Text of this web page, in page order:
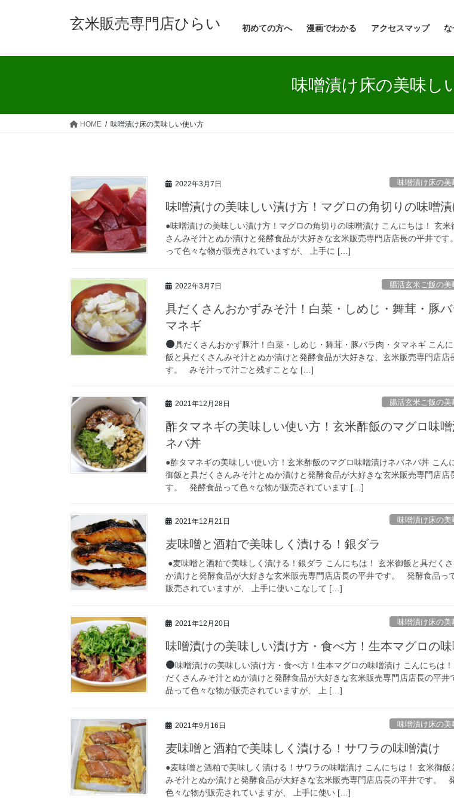
玄米販売専門店ひらい 初めての方へ 漫画でわかる アクセスマップ な
味噌漬け床の美味し
HOME 味噌漬け床の美味しい使い方
2022年3月7日 味噌漬け床の
味噌漬けの美味しい漬け方！マグロの角切りの味噌漬
●味噌漬けの美味しい漬け方！マグロの角切りの味噌漬け こんにちは！ 玄米
さんみそ汁とぬか漬けと発酵食品が大好きな玄米販売専門店店長の平井で
って色々な物が販売されていますが、 上手に […]
2022年3月7日 腸活玄米ご飯の
具だくさんおかずみそ汁！白菜・しめじ・舞茸・豚バ
マネギ
具だくさんおかず豚汁！白菜・しめじ・舞茸・豚バラ肉・タマネギ こん
飯と具だくさんみそ汁とぬか漬けと発酵食品が大好きな、玄米販売専門店店
す。 みそ汁って汁ごと残すことな […]
2021年12月28日 腸活玄米ご飯の
酢タマネギの美味しい使い方！玄米酢飯のマグロ味
ネバ丼
●酢タマネギの美味しい使い方！玄米酢飯のマグロ味噌漬けネバネバ丼 こん
御飯と具だくさんみそ汁とぬか漬けと発酵食品が大好きな玄米販売専門店店
す。 発酵食品って色々な物が販売されています […]
2021年12月21日 味噌漬け床の
麦味噌と酒粕で美味しく漬ける！銀ダラ
●麦味噌と酒粕で美味しく漬ける！銀ダラ こんにちは！ 玄米御飯と具だく
か漬けと発酵食品が大好きな玄米販売専門店店長の平井です。 発酵食品っ
販売されていますが、 上手に使いこなして […]
2021年12月20日 味噌漬け床の
味噌漬けの美味しい漬け方・食べ方！生本マグロの
味噌漬けの美味しい漬け方・食べ方！生本マグロの味噌漬け こんにちは
だくさんみそ汁とぬか漬けと発酵食品が大好きな玄米販売専門店店長の平井
品って色々な物が販売されていますが、 上 […]
2021年9月16日 味噌漬け床の
麦味噌と酒粕で美味しく漬ける！サワラの味噌漬け
●麦味噌と酒粕で美味しく漬ける！サワラの味噌漬け こんにちは！ 玄米御飯
みそ汁とぬか漬けと発酵食品が大好きな玄米販売専門店店長の平井です。
色々な物が販売されていますが、 上手に使い […]